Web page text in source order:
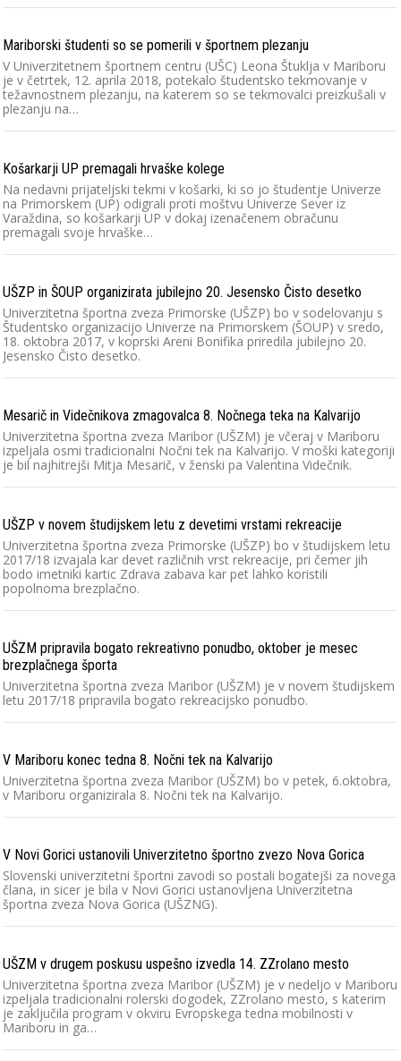
Mariborski študenti so se pomerili v športnem plezanju
V Univerzitetnem športnem centru (UŠC) Leona Štuklja v Mariboru
je v četrtek, 12. aprila 2018, potekalo študentsko tekmovanje v
težavnostnem plezanju, na katerem so se tekmovalci preizkušali v
plezanju na…
Košarkarji UP premagali hrvaške kolege
Na nedavni prijateljski tekmi v košarki, ki so jo študentje Univerze
na Primorskem (UP) odigrali proti moštvu Univerze Sever iz
Varaždina, so košarkarji UP v dokaj izenačenem obračunu
premagali svoje hrvaške…
UŠZP in ŠOUP organizirata jubilejno 20. Jesensko Čisto desetko
Univerzitetna športna zveza Primorske (UŠZP) bo v sodelovanju s
Študentsko organizacijo Univerze na Primorskem (ŠOUP) v sredo,
18. oktobra 2017, v koprski Areni Bonifika priredila jubilejno 20.
Jesensko Čisto desetko.
Mesarič in Videčnikova zmagovalca 8. Nočnega teka na Kalvarijo
Univerzitetna športna zveza Maribor (UŠZM) je včeraj v Mariboru
izpeljala osmi tradicionalni Nočni tek na Kalvarijo. V moški kategoriji
je bil najhitrejši Mitja Mesarič, v ženski pa Valentina Videčnik.
UŠZP v novem študijskem letu z devetimi vrstami rekreacije
Univerzitetna športna zveza Primorske (UŠZP) bo v študijskem letu
2017/18 izvajala kar devet različnih vrst rekreacije, pri čemer jih
bodo imetniki kartic Zdrava zabava kar pet lahko koristili
popolnoma brezplačno.
UŠZM pripravila bogato rekreativno ponudbo, oktober je mesec
brezplačnega športa
Univerzitetna športna zveza Maribor (UŠZM) je v novem študijskem
letu 2017/18 pripravila bogato rekreacijsko ponudbo.
V Mariboru konec tedna 8. Nočni tek na Kalvarijo
Univerzitetna športna zveza Maribor (UŠZM) bo v petek, 6.oktobra,
v Mariboru organizirala 8. Nočni tek na Kalvarijo.
V Novi Gorici ustanovili Univerzitetno športno zvezo Nova Gorica
Slovenski univerzitetni športni zavodi so postali bogatejši za novega
člana, in sicer je bila v Novi Gorici ustanovljena Univerzitetna
športna zveza Nova Gorica (UŠZNG).
UŠZM v drugem poskusu uspešno izvedla 14. ZZrolano mesto
Univerzitetna športna zveza Maribor (UŠZM) je v nedeljo v Mariboru
izpeljala tradicionalni rolerski dogodek, ZZrolano mesto, s katerim
je zaključila program v okviru Evropskega tedna mobilnosti v
Mariboru in ga…